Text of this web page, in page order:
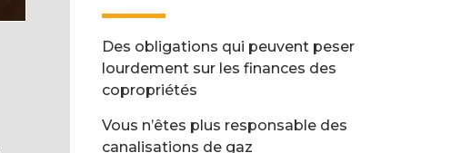
Des obligations qui peuvent peser
lourdement sur les finances des
copropriétés
Vous n’êtes plus responsable des
canalisations de gaz